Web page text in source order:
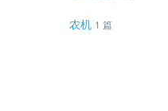
农机 1 篇